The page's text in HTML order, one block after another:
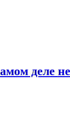
деле